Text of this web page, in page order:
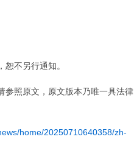
不另行通知。
参照原文，原文版本乃唯一具法律
home/20250710640358/zh-